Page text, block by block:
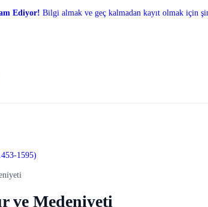
Ediyor! Bilgi almak ve geç kalmadan kayıt olmak için
1595)
ve Medeniyeti